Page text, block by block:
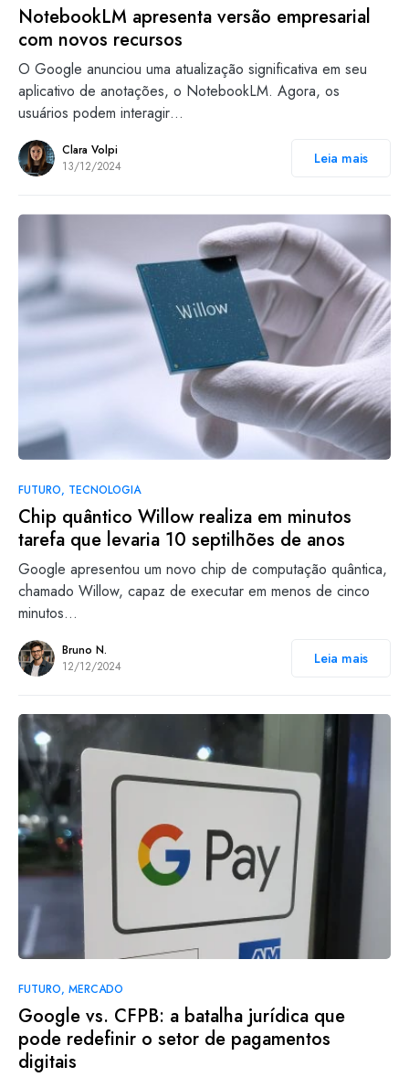
NotebookLM apresenta versão empresarial
com novos recursos
O Google anunciou uma atualização significativa em seu
aplicativo de anotações, o NotebookLM. Agora, os
usuários podem interagir…
Clara Volpi
13/12/2024
Leia mais
FUTURO TECNOLOGIA
Chip quântico Willow realiza em minutos
tarefa que levaria 10 septilhões de anos
Google apresentou um novo chip de computação quântica,
chamado Willow, capaz de executar em menos de cinco
minutos…
Bruno N.
12/12/2024
Leia mais
FUTURO MERCADO
Google vs. CFPB: a batalha jurídica que
pode redefinir o setor de pagamentos
digitais